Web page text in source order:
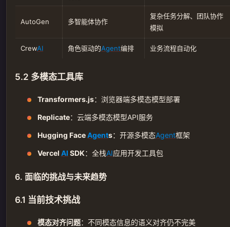
AutoGen 多智能体协作
复杂任务分解、团队协作
模拟
CrewAI 角色驱动的Agent编排 业务流程自动化
5.2 多模态工具库
Transformers.js：浏览器端多模态模型部署
Replicate：云端多模态模型API服务
Hugging FaceAgents：开源多模态Agent框架
Vercel AI SDK：全栈AI应用开发工具包
6. 面临的挑战与未来趋势
6.1 当前技术挑战
模态对齐问题：不同模态信息的语义对齐仍不完美